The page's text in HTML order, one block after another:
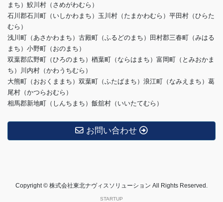
まち）鮫川村（さめがわむら）
石川郡石川町（いしかわまち）玉川村（たまかわむら）平田村（ひらた
むら）
浅川町（あさかわまち）古殿町（ふるどのまち）田村郡三春町（みはる
まち）小野町（おのまち）
双葉郡広野町（ひろのまち）楢葉町（ならはまち）富岡町（とみおかま
ち）川内村（かわうちむら）
大熊町（おおくままち）双葉町（ふたばまち）浪江町（なみえまち）葛
尾村（かつらおむら）
相馬郡新地町（しんちまち）飯舘村（いいたてむら）
お問い合わせ
Copyright © 株式会社東北ナヴィスソリューション All Rights Reserved.
STARTUP